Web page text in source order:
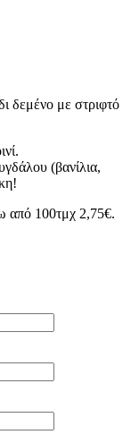
δεμένο με στριφτό
(βανίλια,
από 100τμχ 2,75€.